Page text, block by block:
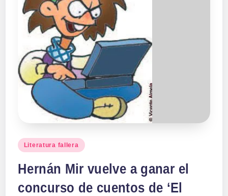
Publicado
Literatura fallera
Hernán Mir vuelve a ganar el
concurso de cuentos de ‘El